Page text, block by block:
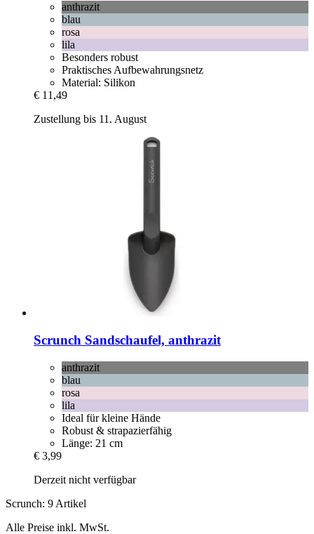
anthrazit
blau
rosa
lila
Besonders robust
Praktisches Aufbewahrungsnetz
Material: Silikon
€ 11,49
Zustellung bis 11. August
Scrunch Sandschaufel, anthrazit
anthrazit
blau
rosa
lila
Ideal für kleine Hände
Robust & strapazierfähig
Länge: 21 cm
€ 3,99
Derzeit nicht verfügbar
Scrunch: 9 Artikel
Alle Preise inkl. MwSt.